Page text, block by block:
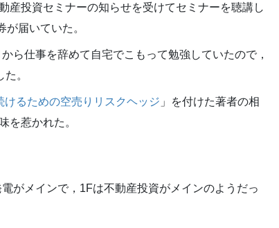
産投資セミナーの知らせを受けてセミナーを聴講し
届いていた。
ら仕事を辞めて自宅でこもって勉強していたので，
。
るための空売りリスクヘッジ 」を付けた著者の相
を惹かれた。
がメインで，1Fは不動産投資がメインのようだっ